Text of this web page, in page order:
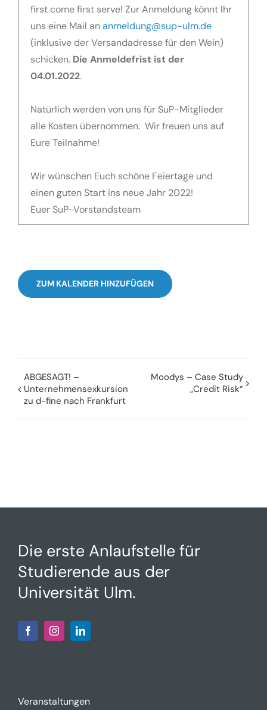
first come first serve! Zur Anmeldung könnt Ihr
uns eine Mail ananmeldung@sup-ulm.de
(inklusive der Versandadresse für den Wein)
schicken. Die Anmeldefrist ist der
04.01.2022.
Natürlich werden von uns für SuP-Mitglieder
alle Kosten übernommen. Wir freuen uns auf
Eure Teilnahme!
Wir wünschen Euch schöne Feiertage und
einen guten Start ins neue Jahr 2022!
Euer SuP-Vorstandsteam
ZUM KALENDER HINZUFÜGEN
ABGESAGT! –
Unternehmensexkursion
zu d-fine nach Frankfurt
Moodys – Case Study
„Credit Risk“
Die erste Anlaufstelle für
Studierende aus der
Universität Ulm.
Veranstaltungen